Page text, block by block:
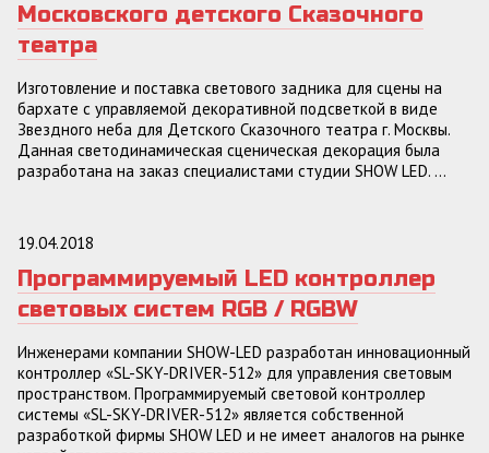
Московского детского Сказочного
театра
Изготовление и поставка светового задника для сцены на
бархате с управляемой декоративной подсветкой в виде
Звездного неба для Детского Сказочного театра г. Москвы.
Данная светодинамическая сценическая декорация была
разработана на заказ специалистами студии SHOW LED. ...
19.04.2018
Программируемый LED контроллер
световых систем RGB / RGBW
Инженерами компании SHOW-LED разработан инновационный
контроллер «SL-SKY-DRIVER-512» для управления световым
пространством. Программируемый световой контроллер
системы «SL-SKY-DRIVER-512» является собственной
разработкой фирмы SHOW LED и не имеет аналогов на рынке